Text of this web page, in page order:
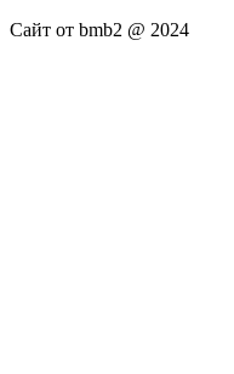
Сайт от bmb2 @ 2024